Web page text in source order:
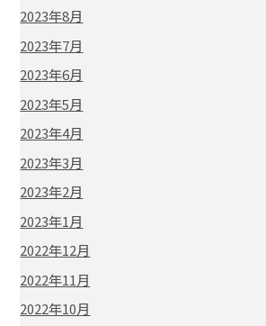
2023年8月
2023年7月
2023年6月
2023年5月
2023年4月
2023年3月
2023年2月
2023年1月
2022年12月
2022年11月
2022年10月